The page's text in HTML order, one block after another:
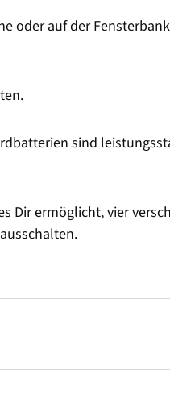
oder auf der
sind
ermöglicht, vier